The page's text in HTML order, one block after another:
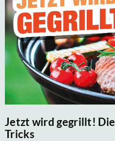
Jetzt wird gegrillt!
Tricks